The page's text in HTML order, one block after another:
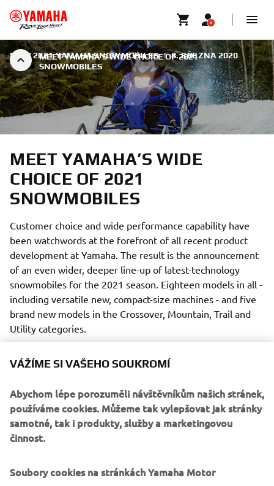
MEET YAMAHA’S WIDE CHOICE OF 2021
SNOWMOBILES
NEW 2021 YAMAHA SNOWMOBILES | 8. BŘEZNA 2020
MEET YAMAHA’S WIDE
CHOICE OF 2021
SNOWMOBILES
Customer choice and wide performance capability have
been watchwords at the forefront of all recent product
development at Yamaha. The result is the announcement
of an even wider, deeper line-up of latest-technology
snowmobiles for the 2021 season. Eighteen models in all -
including versatile new, compact-size machines - and five
brand new models in the Crossover, Mountain, Trail and
Utility categories.
With their new high-tech engines, unique new suspension
and steering systems and new ski designs – all added to
the practical, innovative and luxurious features that have
place at the top of every serious snow-player’s wish-list.
VÁŽÍME SI VAŠEHO SOUKROMÍ
Abychom lépe porozuměli návštěvníkům našich stránek,
používáme cookies. Můžeme tak vylepšovat jak stránky
samotné, tak i produkty, služby a marketingovou
činnost.
Soubory cookies na stránkách Yamaha Motor